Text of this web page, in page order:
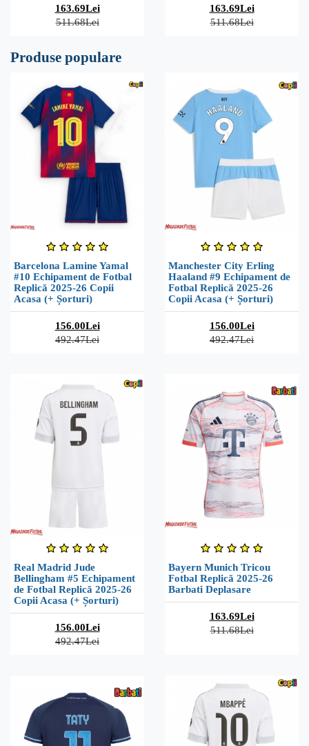
163.69Lei
511.68Lei
163.69Lei
511.68Lei
Produse populare
Barcelona Lamine Yamal
#10 Echipament de Fotbal
Replică 2025-26 Copii
Acasa (+ Șorturi)
156.00Lei
492.47Lei
Manchester City Erling
Haaland #9 Echipament de
Fotbal Replică 2025-26
Copii Acasa (+ Șorturi)
156.00Lei
492.47Lei
Real Madrid Jude
Bellingham #5 Echipament
de Fotbal Replică 2025-26
Copii Acasa (+ Șorturi)
156.00Lei
492.47Lei
Bayern Munich Tricou
Fotbal Replică 2025-26
Barbati Deplasare
163.69Lei
511.68Lei